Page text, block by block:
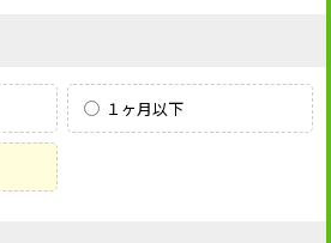
１ヶ月以下